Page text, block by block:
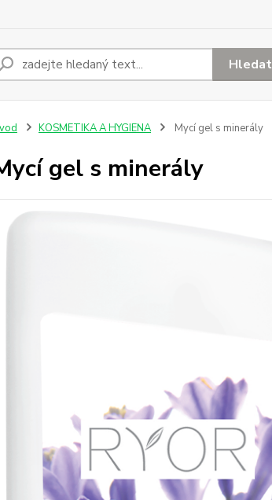
Hledat
KOSMETIKA A HYGIENA Mycí gel s minerály
gel s minerály